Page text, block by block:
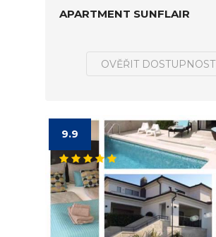
APARTMENT SUNFLAIR
OVĚŘIT DOSTUPNOST
9.9